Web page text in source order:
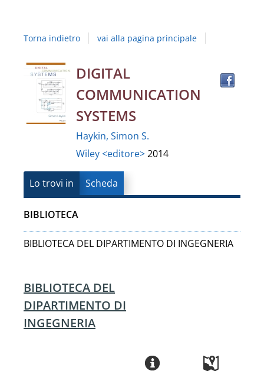
Campania
Vanvitelli"
Torna indietro vai alla pagina principale
Dettaglio
del
documento
DIGITAL
COMMUNICATION
SYSTEMS
Haykin, Simon S.
Wiley <editore>2014
Lo trovi in Scheda
BIBLIOTECA
BIBLIOTECA DEL DIPARTIMENTO DI INGEGNERIA
BIBLIOTECA DEL
DIPARTIMENTO DI
INGEGNERIA